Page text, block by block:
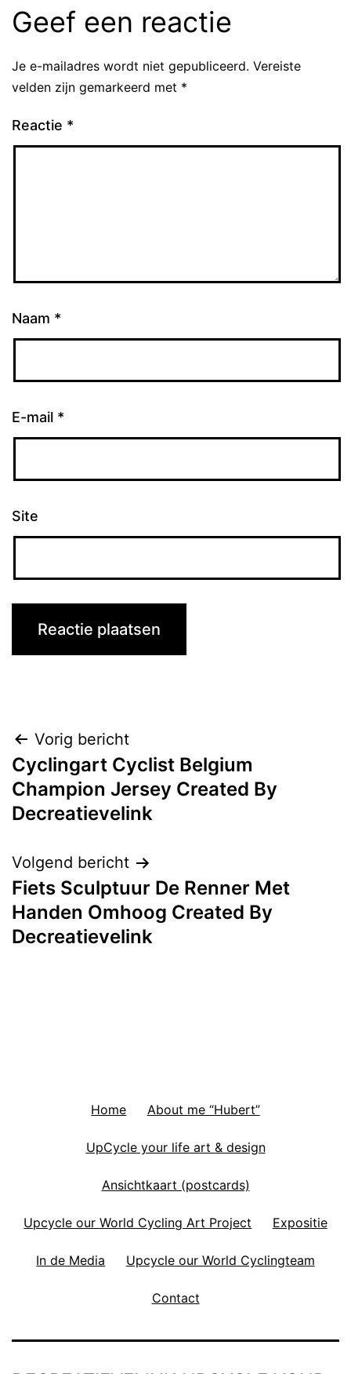
Geef een reactie
Je e-mailadres wordt niet gepubliceerd. Vereiste
velden zijn gemarkeerd met *
Reactie *
Naam *
E-mail *
Site
Bericht
navigatie
Vorig bericht
Cyclingart Cyclist Belgium
Champion Jersey Created By
Decreatievelink
Volgend bericht
Fiets Sculptuur De Renner Met
Handen Omhoog Created By
Decreatievelink
Home About me “Hubert”
UpCycle your life art & design
Ansichtkaart (postcards)
Upcycle our World Cycling Art Project Expositie
In de Media Upcycle our World Cyclingteam
Contact